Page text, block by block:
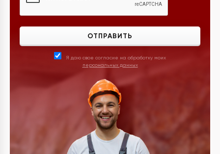
ОТПРАВИТЬ
Я даю свое согласие на обработку моих
персональных данных